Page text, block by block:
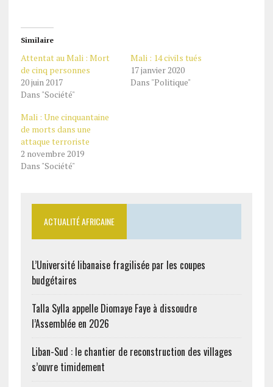
Similaire
Attentat au Mali : Mort
de cinq personnes
20 juin 2017
Dans "Société"
Mali : 14 civils tués
17 janvier 2020
Dans "Politique"
Mali : Une cinquantaine
de morts dans une
attaque terroriste
2 novembre 2019
Dans "Société"
ACTUALITÉ AFRICAINE
L’Université libanaise fragilisée par les coupes
budgétaires
Talla Sylla appelle Diomaye Faye à dissoudre
l’Assemblée en 2026
Liban-Sud : le chantier de reconstruction des villages
s’ouvre timidement